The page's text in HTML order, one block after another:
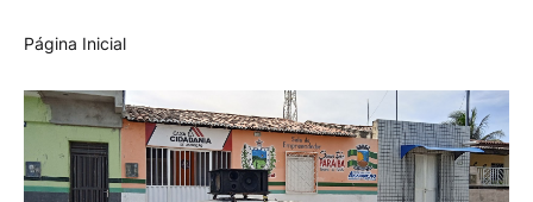
Página Inicial